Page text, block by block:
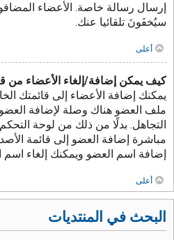
إرسال رسالة خاصة. الأعضاء
سيُخفَونَ تلقائيا عنك.
أعلى
كيف يمكن إضافة/إلغاء الأعضاء من
يمكنك إضافة الأعضاء إلى قائمتك
ملف العضو هناك وصلة لإضافة العضو
التجاهل. بدلًا من ذلك من لوحة
مباشرة إضافة العضو إلى قائمة
إضافة اسم العضو ويمكنك إلغاء
أعلى
البحث في المنتديات